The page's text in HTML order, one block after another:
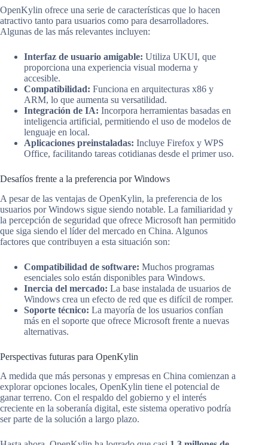
OpenKylin ofrece una serie de características que lo hacen
atractivo tanto para usuarios como para desarrolladores.
Algunas de las más relevantes incluyen:
Interfaz de usuario amigable: Utiliza UKUI, que
proporciona una experiencia visual moderna y
accesible.
Compatibilidad: Funciona en arquitecturas x86 y
ARM, lo que aumenta su versatilidad.
Integración de IA: Incorpora herramientas basadas en
inteligencia artificial, permitiendo el uso de modelos de
lenguaje en local.
Aplicaciones preinstaladas: Incluye Firefox y WPS
Office, facilitando tareas cotidianas desde el primer uso.
Desafíos frente a la preferencia por Windows
A pesar de las ventajas de OpenKylin, la preferencia de los
usuarios por Windows sigue siendo notable. La familiaridad y
la percepción de seguridad que ofrece Microsoft han permitido
que siga siendo el líder del mercado en China. Algunos
factores que contribuyen a esta situación son:
Compatibilidad de software: Muchos programas
esenciales solo están disponibles para Windows.
Inercia del mercado: La base instalada de usuarios de
Windows crea un efecto de red que es difícil de romper.
Soporte técnico: La mayoría de los usuarios confían
más en el soporte que ofrece Microsoft frente a nuevas
alternativas.
Perspectivas futuras para OpenKylin
A medida que más personas y empresas en China comienzan a
explorar opciones locales, OpenKylin tiene el potencial de
ganar terreno. Con el respaldo del gobierno y el interés
creciente en la soberanía digital, este sistema operativo podría
ser parte de la solución a largo plazo.